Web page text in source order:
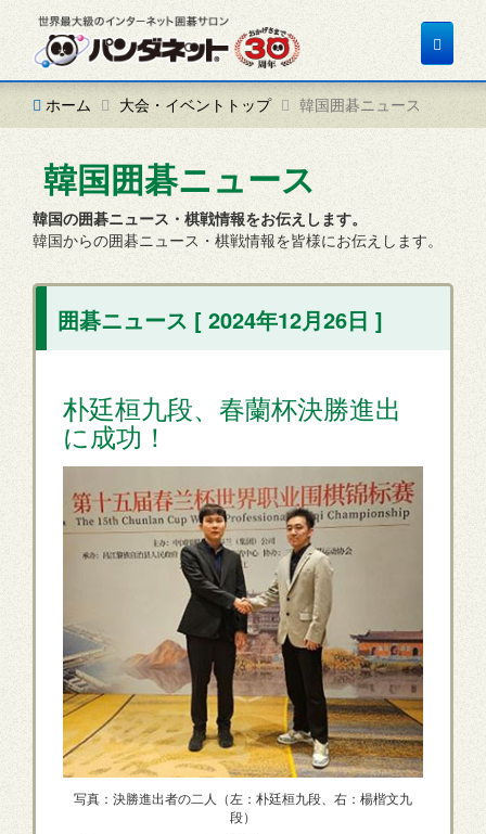
Toggle
ホーム
大会・イベントトップ 韓国囲碁ニュース
韓国囲碁ニュース
韓国の囲碁ニュース・棋戦情報をお伝えします。
韓国からの囲碁ニュース・棋戦情報を皆様にお伝えします。
囲碁ニュース [ 2024年12月26日 ]
朴廷桓九段、春蘭杯決勝進出
に成功！
写真：決勝進出者の二人（左：朴廷桓九段、右：楊楷文九
段）